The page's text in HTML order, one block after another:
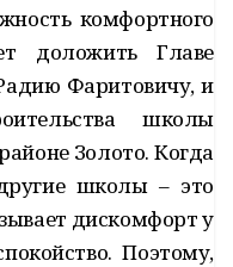
комфортного
доложить Главе
Фаритовичу, и
школы
Золото. Когда
школы – это
дискомфорт у
Поэтому,